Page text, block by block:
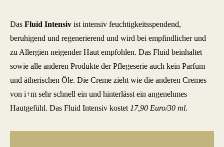
Das Fluid Intensiv ist intensiv feuchtigkeitsspendend,
beruhigend und regenerierend und wird bei empfindlicher und
zu Allergien neigender Haut empfohlen. Das Fluid beinhaltet
sowie alle anderen Produkte der Pflegeserie auch kein Parfum
und ätherischen Öle. Die Creme zieht wie die anderen Cremes
von i+m sehr schnell ein und hinterlässt ein angenehmes
Hautgefühl. Das Fluid Intensiv kostet 17,90 Euro/30 ml.